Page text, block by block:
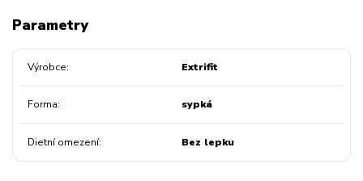
Parametry
Výrobce Extrifit
Forma sypká
Dietní omezení Bez lepku